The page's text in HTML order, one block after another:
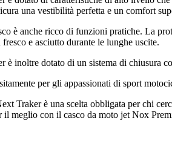
una vestibilità perfetta e un comfort
è anche ricco di funzioni pratiche. La
e asciutto durante le lunghe uscite.
è inoltre dotato di un sistema di chiusura
per gli appassionati di sport
Traker è una scelta obbligata per chi
il meglio con il casco da moto jet Nox